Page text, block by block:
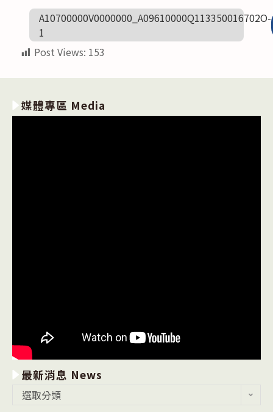
A10700000V0000000_A09610000Q113350016702O-
1
Post Views: 153
媒體專區 Media
最新消息 News
選取分類